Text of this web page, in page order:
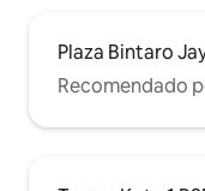
Plaza Bintaro
Recomendado